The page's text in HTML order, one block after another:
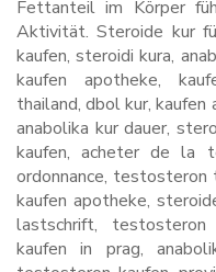
Fettanteil im Körper
Aktivität. Steroide kur
kaufen, steroidi kura,
kaufen apotheke,
thailand, dbol kur,
anabolika kur dauer,
kaufen, acheter de la
ordonnance,
kaufen apotheke,
lastschrift, testosteron
kaufen in prag,